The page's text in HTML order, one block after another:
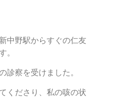
中野駅からすぐの仁友
。
診察を受けました。
くださり、私の咳の状